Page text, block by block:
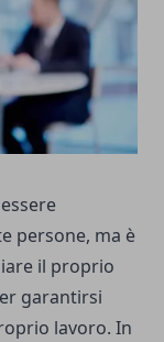
persone, ma è
il proprio
garantirsi
lavoro. In